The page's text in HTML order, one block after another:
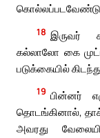
18 இருவர்
கல்லாலோ கை
படுக்கையில்
19 பின்னர்
தொடங்கினால்,
அவரது